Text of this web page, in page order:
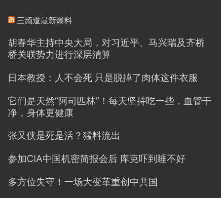
三频道最新爆料
胡春华主持中央大局，对习近平、马兴瑞及齐桥
桥关联势力进行深层清算
日本教授：人不会死 只是脱掉了肉体这件衣服
它们是天然“阿司匹林”！每天坚持吃一些，血管干
净，身体更健康
张又侠是死是活？猛料流出
参加CIA中国机密简报会后 库克吓到睡不好
多方位失守！一场大变革重创中共国